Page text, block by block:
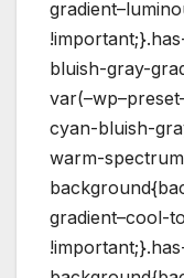
bluish-gray-
cyan-bluish-
warm-
gradient–cool-